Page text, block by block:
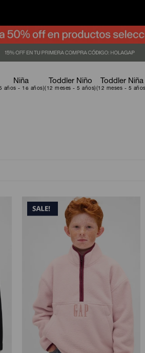
Niña Toddler Niño Toddler Niña